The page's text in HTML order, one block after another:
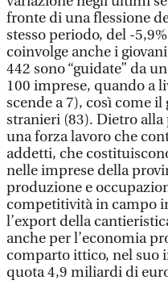
fronte di una flessione
stesso periodo, del -
coinvolge anche i
442 sono “guidate” da
100 imprese, quando a
scende a 7), così come
stranieri (83). Dietro
una forza lavoro che
addetti, che
nelle imprese della
produzione e
competitività in campo
l’export della
anche per l’economia
comparto ittico, nel suo
quota 4,9 miliardi di